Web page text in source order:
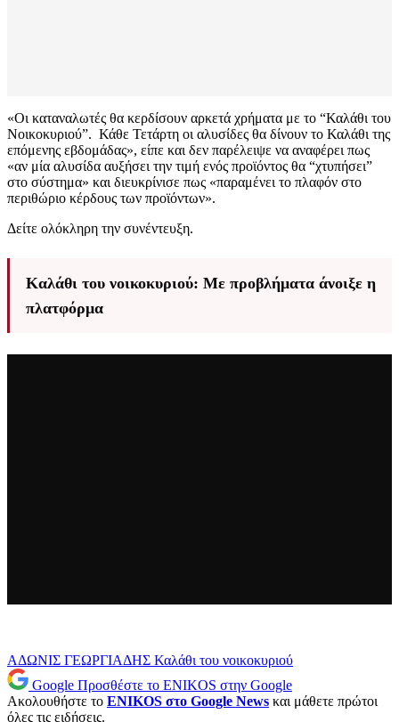
«Οι καταναλωτές θα κερδίσουν αρκετά χρήματα με το “Καλάθι του
Νοικοκυριού”. Κάθε Τετάρτη οι αλυσίδες θα δίνουν το Καλάθι της
επόμενης εβδομάδας», είπε και δεν παρέλειψε να αναφέρει πως
«αν μία αλυσίδα αυξήσει την τιμή ενός προϊόντος θα “χτυπήσει”
στο σύστημα» και διευκρίνισε πως «παραμένει το πλαφόν στο
περιθώριο κέρδους των προϊόντων».
Δείτε ολόκληρη την συνέντευξη.
Καλάθι του νοικοκυριού: Με προβλήματα άνοιξε η
πλατφόρμα
ΑΔΩΝΙΣ ΓΕΩΡΓΙΑΔΗΣ Καλάθι του νοικοκυριού
Google Προσθέστε το ENIKOS στην Google
Ακολουθήστε το ENIKOS στο Google News και μάθετε πρώτοι
όλες τις ειδήσεις.